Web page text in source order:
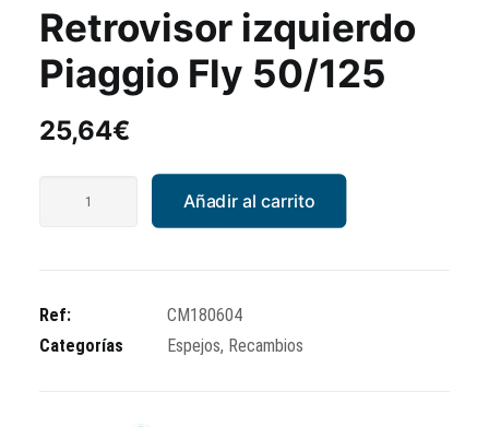
Retrovisor izquierdo
Piaggio Fly 50/125
25,64€
50/125
cantidad
Añadir al carrito
Ref:
CM180604
Categorías
Espejos, Recambios